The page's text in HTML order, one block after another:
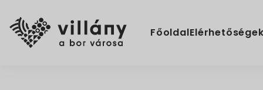
FőoldalElérhetőségek